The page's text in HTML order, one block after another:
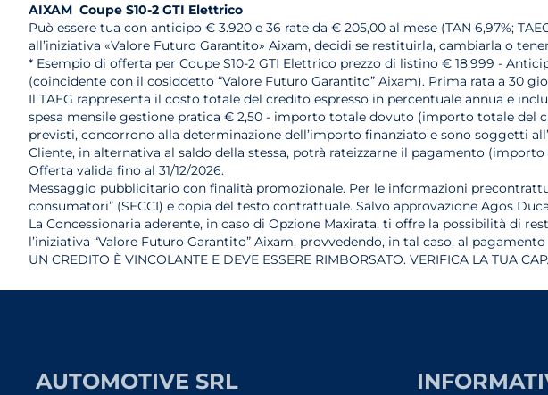
AIXAM Coupe S10-2 GTI Elettrico
Può essere tua con anticipo € 3.920 e 36 rate da € 205,00 al mese (TAN 6,97%;
all’iniziativa «Valore Futuro Garantito» Aixam, decidi se restituirla, cambiarla o
* Esempio di offerta per Coupe S10-2 GTI Elettrico prezzo di listino € 18.999 -
(coincidente con il cosiddetto “Valore Futuro Garantito” Aixam). Prima rata a 30
Il TAEG rappresenta il costo totale del credito espresso in percentuale annua e
spesa mensile gestione pratica € 2,50 - importo totale dovuto (importo totale del
previsti, concorrono alla determinazione dell’importo finanziato e sono soggetti
Cliente, in alternativa al saldo della stessa, potrà rateizzarne il pagamento (importo
Offerta valida fino al 31/12/2026.
Messaggio pubblicitario con finalità promozionale. Per le informazioni
consumatori” (SECCI) e copia del testo contrattuale. Salvo approvazione Agos
La Concessionaria aderente, in caso di Opzione Maxirata, ti offre la possibilità di
l’iniziativa “Valore Futuro Garantito” Aixam, provvedendo, in tal caso, al
UN CREDITO È VINCOLANTE E DEVE ESSERE RIMBORSATO. VERIFICA LA TUA
AUTOMOTIVE SRL